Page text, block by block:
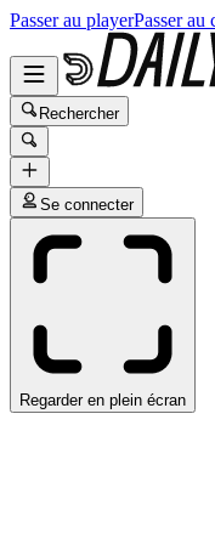
Passer au playerPasser au
Rechercher
Se connecter
Regarder en plein écran